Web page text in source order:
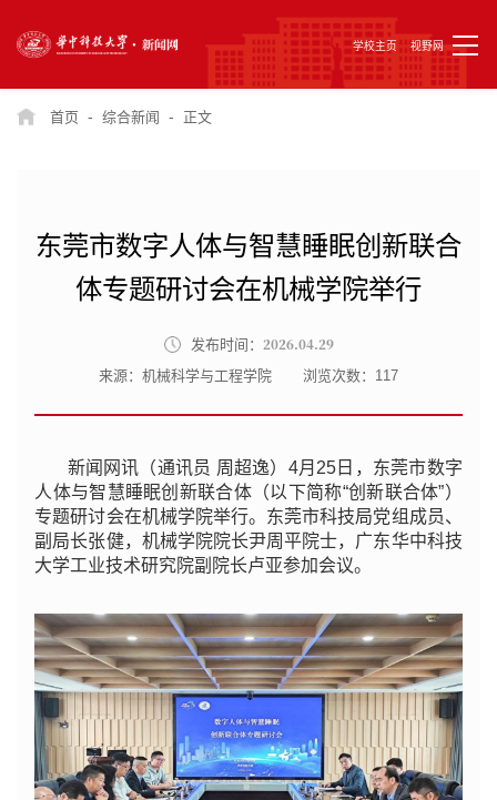
学校主页 视野网
首页 - 综合新闻 - 正文
东莞市数字人体与智慧睡眠创新联合
体专题研讨会在机械学院举行
发布时间： 2026.04.29
来源：机械科学与工程学院 浏览次数： 117
新闻网讯（通讯员 周超逸）4月25日，东莞市数字
人体与智慧睡眠创新联合体（以下简称“创新联合体”）
专题研讨会在机械学院举行。东莞市科技局党组成员、
副局长张健，机械学院院长尹周平院士，广东华中科技
大学工业技术研究院副院长卢亚参加会议。